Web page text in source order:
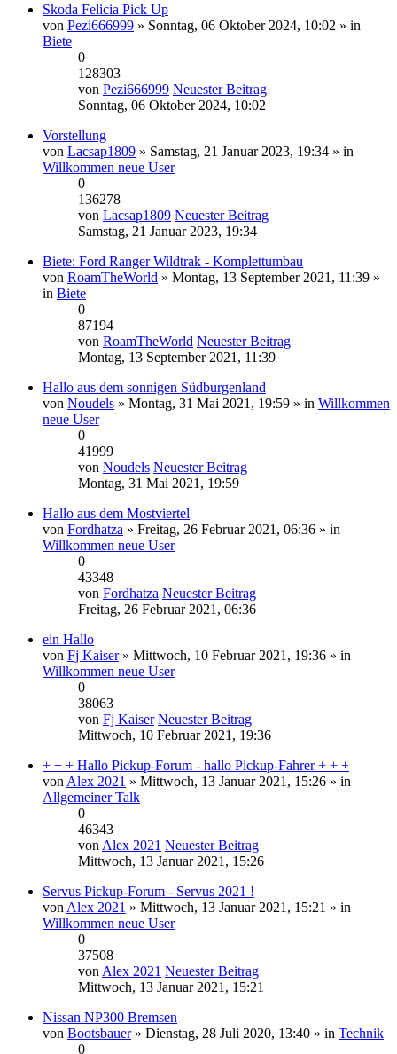
Skoda Felicia Pick Up
von Pezi666999 » Sonntag, 06 Oktober 2024, 10:02 » in
Biete
0
128303
von Pezi666999 Neuester Beitrag
Sonntag, 06 Oktober 2024, 10:02
Vorstellung
von Lacsap1809 » Samstag, 21 Januar 2023, 19:34 » in
Willkommen neue User
0
136278
von Lacsap1809 Neuester Beitrag
Samstag, 21 Januar 2023, 19:34
Biete: Ford Ranger Wildtrak - Komplettumbau
von RoamTheWorld » Montag, 13 September 2021, 11:39 »
in Biete
0
87194
von RoamTheWorld Neuester Beitrag
Montag, 13 September 2021, 11:39
Hallo aus dem sonnigen Südburgenland
von Noudels » Montag, 31 Mai 2021, 19:59 » in Willkommen
neue User
0
41999
von Noudels Neuester Beitrag
Montag, 31 Mai 2021, 19:59
Hallo aus dem Mostviertel
von Fordhatza » Freitag, 26 Februar 2021, 06:36 » in
Willkommen neue User
0
43348
von Fordhatza Neuester Beitrag
Freitag, 26 Februar 2021, 06:36
ein Hallo
von Fj Kaiser» Mittwoch, 10 Februar 2021, 19:36 » in
Willkommen neue User
0
38063
von Fj Kaiser Neuester Beitrag
Mittwoch, 10 Februar 2021, 19:36
+ + + Hallo Pickup-Forum - hallo Pickup-Fahrer + + +
von Alex 2021 » Mittwoch, 13 Januar 2021, 15:26 » in
Allgemeiner Talk
0
46343
von Alex 2021 Neuester Beitrag
Mittwoch, 13 Januar 2021, 15:26
Servus Pickup-Forum - Servus 2021 !
von Alex 2021 » Mittwoch, 13 Januar 2021, 15:21 » in
Willkommen neue User
0
37508
von Alex 2021 Neuester Beitrag
Mittwoch, 13 Januar 2021, 15:21
Nissan NP300 Bremsen
von Bootsbauer» Dienstag, 28 Juli 2020, 13:40 » in Technik
0